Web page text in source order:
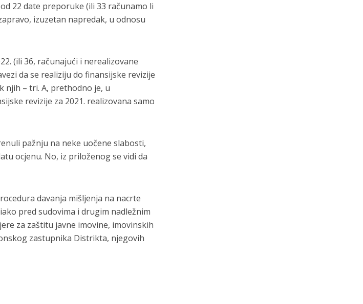
22 date preporuke (ili 33 računamo li
izuzetan napredak, u odnosu
(ili 36, računajući i nerealizovane
da se realiziju do finansijske revizije
njih – tri. A, prethodno je, u
revizije za 2021. realizovana samo
pažnju na neke uočene slabosti,
ocjenu. No, iz priloženog se vidi da
davanja mišljenja na nacrte
pred sudovima i drugim nadležnim
za zaštitu javne imovine, imovinskih
zastupnika Distrikta, njegovih